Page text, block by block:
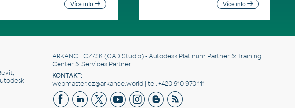
Více info Více info
.
ARKANCE CZ/SK(CAD Studio) - Autodesk Platinum Partner & Training
Center & Services Partner
KONTAKT:
webmaster.cz@arkance.world | tel. +420 910 970 111